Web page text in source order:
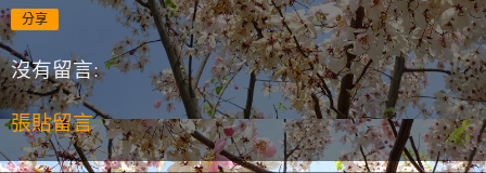
分享
沒有留言:
張貼留言